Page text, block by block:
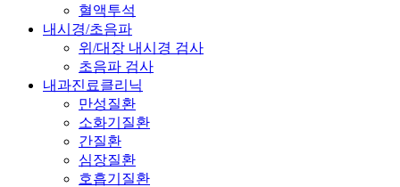
혈액투석
내시경/초음파
위/대장 내시경 검사
초음파 검사
내과진료클리닉
만성질환
소화기질환
간질환
심장질환
호흡기질환